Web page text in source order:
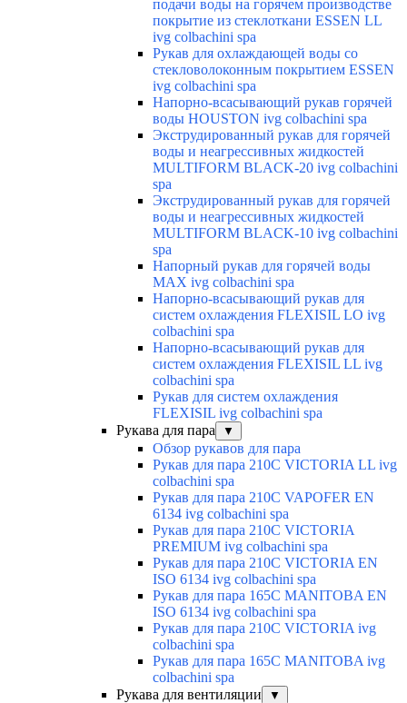
подачи воды на горячем производстве
покрытие из стеклоткани ESSEN LL
ivg colbachini spa
Рукав для охлаждающей воды со
стекловолоконным покрытием ESSEN
ivg colbachini spa
Напорно-всасывающий рукав горячей
воды HOUSTON ivg colbachini spa
Экструдированный рукав для горячей
воды и неагрессивных жидкостей
MULTIFORM BLACK-20 ivg colbachini
spa
Экструдированный рукав для горячей
воды и неагрессивных жидкостей
MULTIFORM BLACK-10 ivg colbachini
spa
Напорный рукав для горячей воды
MAX ivg colbachini spa
Напорно-всасывающий рукав для
систем охлаждения FLEXISIL LO ivg
colbachini spa
Напорно-всасывающий рукав для
систем охлаждения FLEXISIL LL ivg
colbachini spa
Рукав для систем охлаждения
FLEXISIL ivg colbachini spa
Рукава для пара
▼
Обзор рукавов для пара
Рукав для пара 210C VICTORIA LL ivg
colbachini spa
Рукав для пара 210C VAPOFER EN
6134 ivg colbachini spa
Рукав для пара 210C VICTORIA
PREMIUM ivg colbachini spa
Рукав для пара 210C VICTORIA EN
ISO 6134 ivg colbachini spa
Рукав для пара 165C MANITOBA EN
ISO 6134 ivg colbachini spa
Рукав для пара 210C VICTORIA ivg
colbachini spa
Рукав для пара 165C MANITOBA ivg
colbachini spa
Рукава для вентиляции
▼